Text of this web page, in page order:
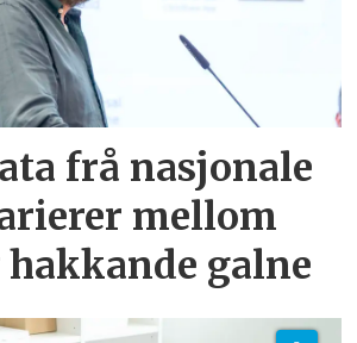
frå nasjonale
mellom
hakkande galne